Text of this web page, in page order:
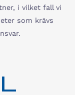
i vilket fall vi
som krävs